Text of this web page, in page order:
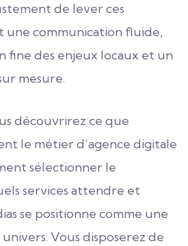
de lever ces
une communication fluide,
fine des enjeux locaux et un
mesure.
découvrirez ce que
le métier d’agence digitale
sélectionner le
services attendre et
se positionne comme une
Vous disposerez de